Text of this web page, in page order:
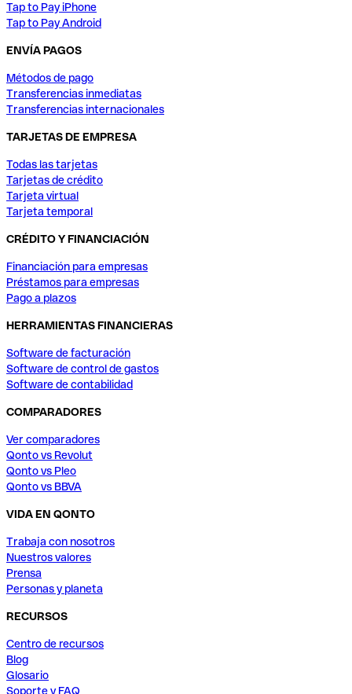
Tap to Pay iPhone
Tap to Pay Android
ENVÍA PAGOS
Métodos de pago
Transferencias inmediatas
Transferencias internacionales
TARJETAS DE EMPRESA
Todas las tarjetas
Tarjetas de crédito
Tarjeta virtual
Tarjeta temporal
CRÉDITO Y FINANCIACIÓN
Financiación para empresas
Préstamos para empresas
Pago a plazos
HERRAMIENTAS FINANCIERAS
Software de facturación
Software de control de gastos
Software de contabilidad
COMPARADORES
Ver comparadores
Qonto vs Revolut
Qonto vs Pleo
Qonto vs BBVA
VIDA EN QONTO
Trabaja con nosotros
Nuestros valores
Prensa
Personas y planeta
RECURSOS
Centro de recursos
Blog
Glosario
Soporte y FAQ